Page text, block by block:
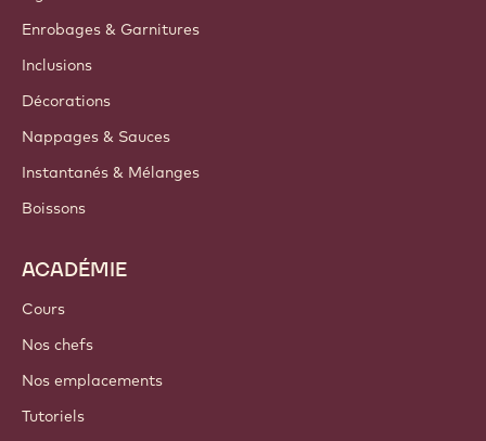
Enrobages & Garnitures
Inclusions
Décorations
Nappages & Sauces
Instantanés & Mélanges
Boissons
ACADÉMIE
Cours
Nos chefs
Nos emplacements
Tutoriels